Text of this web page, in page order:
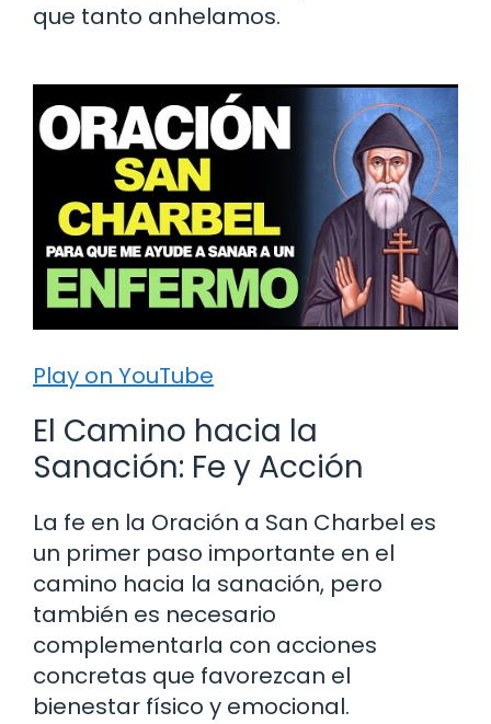
que tanto anhelamos.
Play on YouTube
El Camino hacia la
Sanación: Fe y Acción
La fe en la Oración a San Charbel es
un primer paso importante en el
camino hacia la sanación, pero
también es necesario
complementarla con acciones
concretas que favorezcan el
bienestar físico y emocional.